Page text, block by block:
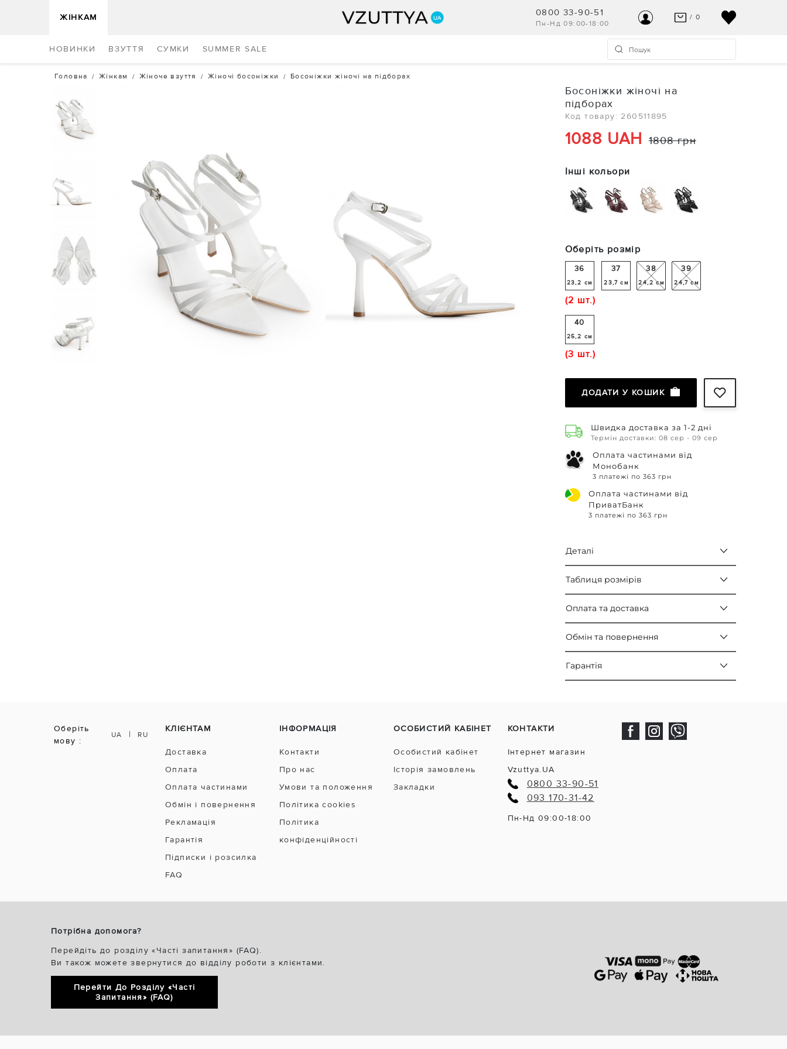
ЖІНКАМ 0800 33-90-51
Пн-Нд 09:00-18:00
/ 0
ВАШ КОШИК ПУСТИЙ
ПЕРЕГЛЯНУТИ
НОВИНКИ ВЗУТТЯ СУМКИ SUMMER SALE
Головна Жінкам Жіноче взуття Жіночі босоніжки Босоніжки жіночі на підборах
Босоніжки жіночі на
підборах
Код товару: 260511895
1088 UAH 1808 грн
Інші кольори
Оберіть розмір
36
23,2 см
(2 шт.)
37
23,7 см
38
24,2 см
39
24,7 см
40
25,2 см
(3 шт.)
ДОДАТИ У КОШИК
Швидка доставка за 1-2 дні
Термін доставки: 08 сер - 09 сер
Оплата частинами від
Монобанк
3 платежі по 363 грн
Оплата частинами від
ПриватБанк
3 платежі по 363 грн
Деталі
Таблиця розмірів
Оплата та доставка
Обмін та повернення
Гарантія
Оберіть
мову :
UA | RU
КЛІЄНТАМ
Доставка
Оплата
Оплата частинами
Обмін і повернення
Рекламація
Гарантія
Підписки і розсилка
FAQ
ІНФОРМАЦІЯ
Контакти
Про нас
Умови та положення
Політика cookies
Політика
конфіденційності
ОСОБИСТИЙ КАБІНЕТ
Особистий кабінет
Історія замовлень
Закладки
КОНТАКТИ
Інтернет магазин
Vzuttya.UA
0800 33-90-51
093 170-31-42
Пн-Нд 09:00-18:00
Потрібна допомога?
Перейдіть до розділу «Часті запитання» (FAQ).
Ви також можете звернутися до відділу роботи з клієнтами.
Перейти До Розділу «Часті
Запитання» (FAQ)